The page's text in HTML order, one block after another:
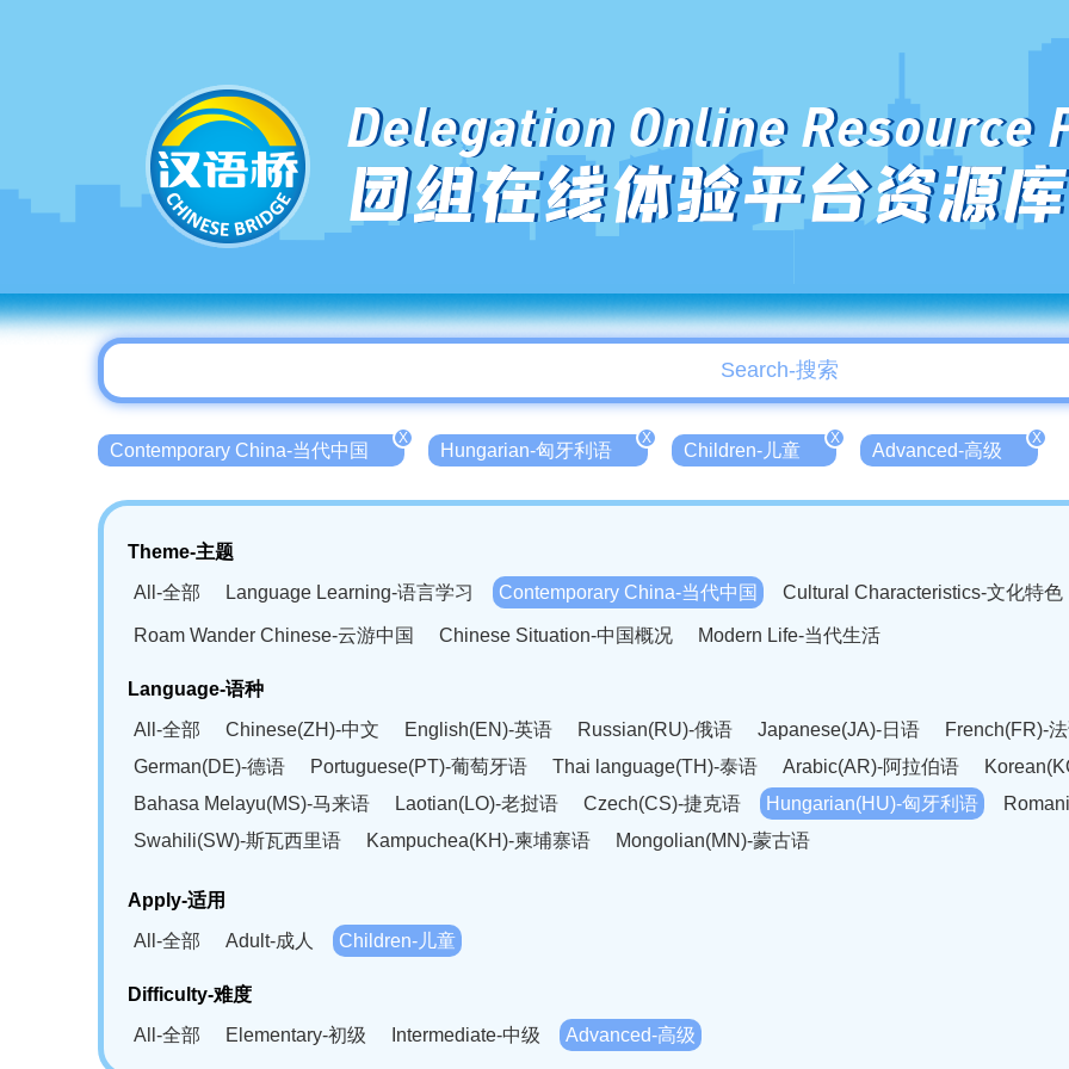
Delegation Online Resource
团组在线体验平台资源库
Contemporary China-当代中国
X
Hungarian-匈牙利语
X
Children-儿童
X
Advanced-高级
X
Theme-主题
All-全部
Language Learning-语言学习 Contemporary China-当代中国 Cultural Characteristics-文化特色
Roam Wander Chinese-云游中国 Chinese Situation-中国概况 Modern Life-当代生活
Language-语种
All-全部
Chinese(ZH)-中文 English(EN)-英语 Russian(RU)-俄语 Japanese(JA)-日语
French(FR)-
German(DE)-德语
Portuguese(PT)-葡萄牙语 Thai language(TH)-泰语 Arabic(AR)-阿拉伯语
Bahasa Melayu(MS)-马来语
Laotian(LO)-老挝语 Czech(CS)-捷克语 Hungarian(HU)-匈牙利语
Swahili(SW)-斯瓦西里语
Kampuchea(KH)-柬埔寨语 Mongolian(MN)-蒙古语
Apply-适用
All-全部
Adult-成人 Children-儿童
Difficulty-难度
All-全部
Elementary-初级 Intermediate-中级 Advanced-高级